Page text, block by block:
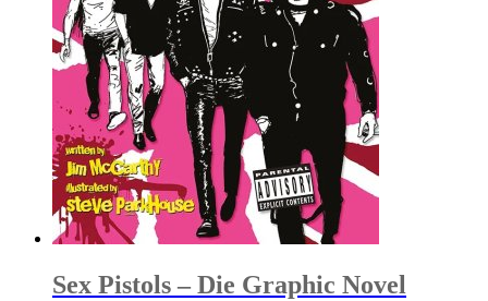
Sex Pistols – Die Graphic Novel